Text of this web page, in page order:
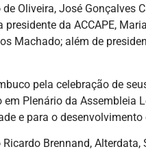
Oliveira, José Gonçalves
da ACCAPE,
Machado; além de
pela celebração de
Plenário da Assembleia
e para o desenvolvimento
Brennand, Alterdata,